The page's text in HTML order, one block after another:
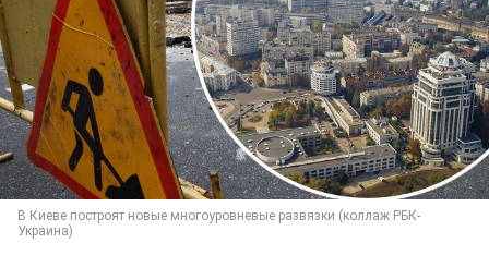
В Киеве построят новые многоуровневые развязки (коллаж РБК-
Украина)